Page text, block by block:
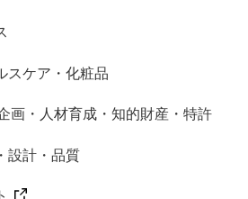
スケア・化粧品
画・人材育成・知的財産・特許
設計・品質